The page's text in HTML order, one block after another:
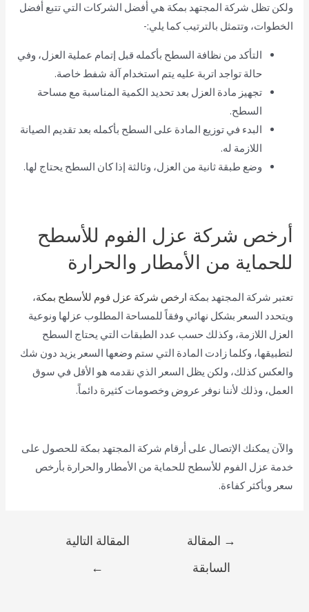
ولكن تظل شركة المجتهد بمكة هي أفضل الشركات التي تتبع أفضل
الخطوات، وتتمثل بالترتيب كما يلي:-
التأكد من نظافة السطح بأكمله قبل إتمام عملية العزل، وفي
حالة تواجد اتربة عليه يتم استخدام آلة شفط خاصة.
تجهيز مادة العزل بعد تحديد الكمية المناسبة مع مساحة
السطح.
البدء في توزيع المادة على السطح بأكمله بعد تقديم الصيانة
اللازمة له.
وضع طبقة ثانية من العزل، وثالثة إذا كان السطح يحتاج لها.
أرخص شركة عزل الفوم للأسطح
للحماية من الأمطار والحرارة
تعتبر شركة المجتهد بمكة ارخص شركة عزل فوم للأسطح بمكة،
ويتحدد السعر بشكل نهائي وفقاً للمساحة المطلوب عزلها ونوعية
العزل اللازمة، وكذلك حسب عدد الطبقات التي يحتاج السطح
لتطبيقها، وكلما زادت المادة التي ستم وضعها السعر يزيد دون شك
والعكس كذلك، ولكن يظل السعر الذي نقدمه هو الأقل في سوق
العمل، وذلك لأننا نوفر عروض وخصومات كثيرة دائماً.
والآن يمكنك الإتصال على أرقام شركة المجتهد بمكة للحصول على
خدمة عزل الفوم للأسطح للحماية من الأمطار والحرارة بأرخص
سعر وبأكثر كفاءة.
→ المقالة
السابقة
المقالة التالية
←